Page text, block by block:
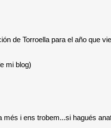
de Torroella para el año que
mi blog)
i ens trobem...si hagués